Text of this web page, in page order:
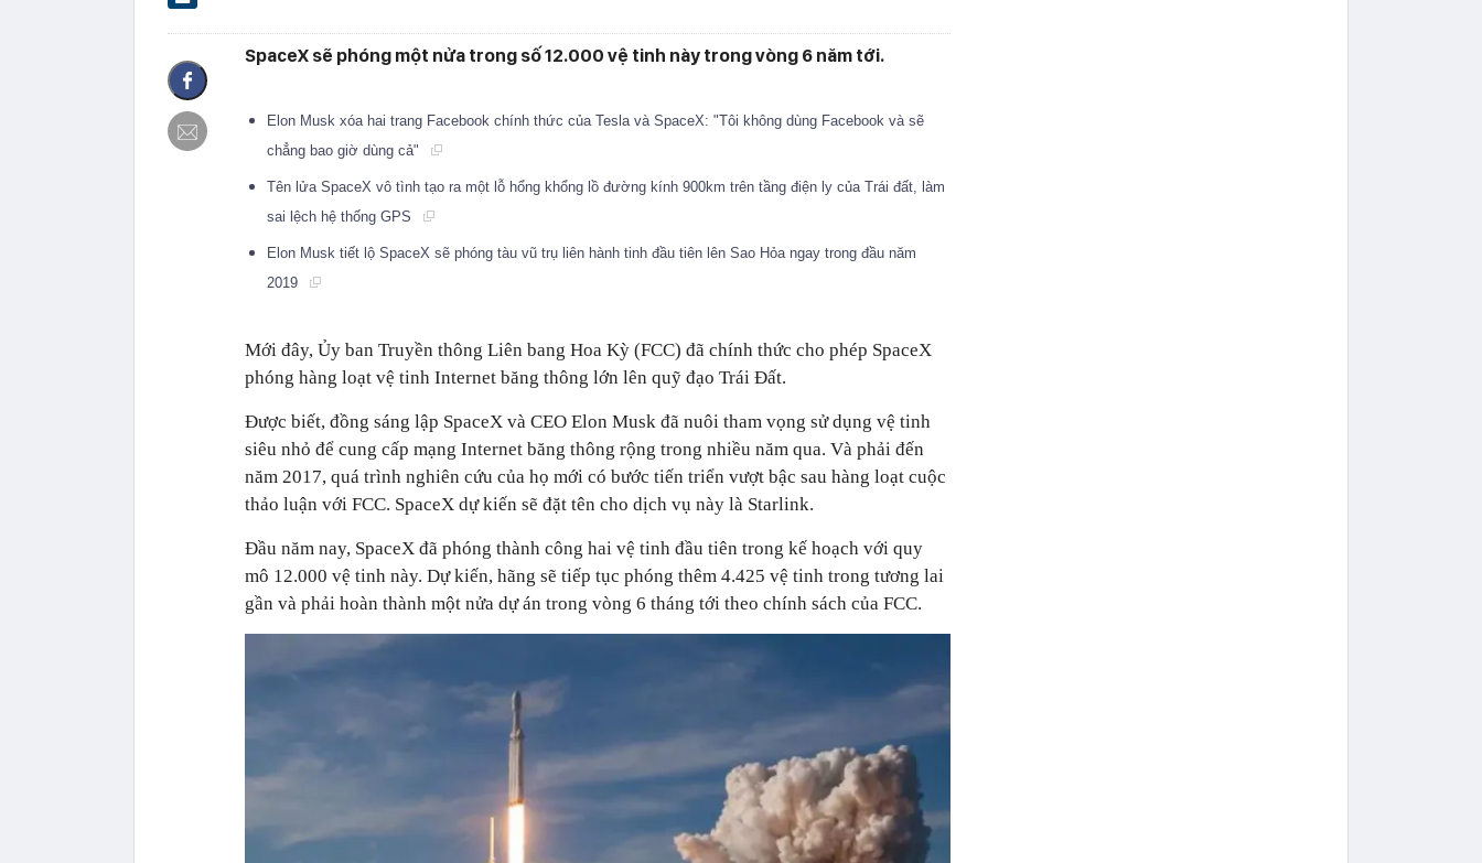
SpaceX sẽ phóng một nửa trong số 12.000 vệ tinh này trong vòng 6 năm tới.
Elon Musk xóa hai trang Facebook chính thức của Tesla và SpaceX: "Tôi không dùng Facebook và sẽ
chẳng bao giờ dùng cả"
Tên lửa SpaceX vô tình tạo ra một lỗ hổng khổng lồ đường kính 900km trên tầng điện ly của Trái đất, làm
sai lệch hệ thống GPS
Elon Musk tiết lộ SpaceX sẽ phóng tàu vũ trụ liên hành tinh đầu tiên lên Sao Hỏa ngay trong đầu năm
2019
Mới đây, Ủy ban Truyền thông Liên bang Hoa Kỳ (FCC) đã chính thức cho phép SpaceX
phóng hàng loạt vệ tinh Internet băng thông lớn lên quỹ đạo Trái Đất.
Được biết, đồng sáng lập SpaceX và CEO Elon Musk đã nuôi tham vọng sử dụng vệ tinh
siêu nhỏ để cung cấp mạng Internet băng thông rộng trong nhiều năm qua. Và phải đến
năm 2017, quá trình nghiên cứu của họ mới có bước tiến triển vượt bậc sau hàng loạt cuộc
thảo luận với FCC. SpaceX dự kiến sẽ đặt tên cho dịch vụ này là Starlink.
Đầu năm nay, SpaceX đã phóng thành công hai vệ tinh đầu tiên trong kế hoạch với quy
mô 12.000 vệ tinh này. Dự kiến, hãng sẽ tiếp tục phóng thêm 4.425 vệ tinh trong tương lai
gần và phải hoàn thành một nửa dự án trong vòng 6 tháng tới theo chính sách của FCC.